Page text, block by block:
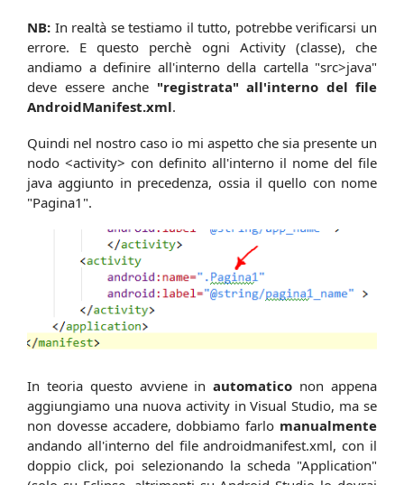
NB: In realtà se testiamo il tutto, potrebbe verificarsi un
errore. E questo perchè ogni Activity (classe), che
andiamo a definire all'interno della cartella "src>java"
deve essere anche "registrata" all'interno del file
AndroidManifest.xml.
Quindi nel nostro caso io mi aspetto che sia presente un
nodo <activity> con definito all'interno il nome del file
java aggiunto in precedenza, ossia il quello con nome
"Pagina1".
In teoria questo avviene inautomatico non appena
aggiungiamo una nuova activity in Visual Studio, ma se
non dovesse accadere, dobbiamo farlo manualmente
andando all'interno del file androidmanifest.xml, con il
doppio click, poi selezionando la scheda "Application"